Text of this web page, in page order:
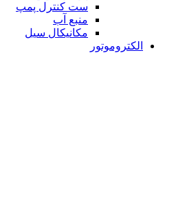
ست کنترل پمپ
منبع آب
مکانیکال سیل
الکتروموتور